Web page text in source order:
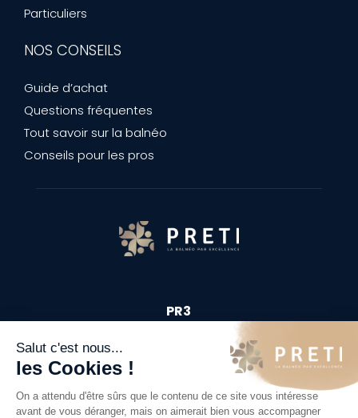
Particuliers
NOS CONSEILS
Guide d’achat
Questions fréquentes
Tout savoir sur la balnéo
Conseils pour les pros
PR3
(+33)04 78 31 52 64